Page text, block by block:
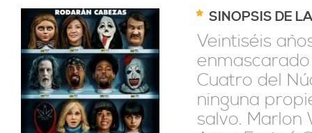
SINOPSIS DE
Veintiséis
Cuatro del
ninguna
salvo. Marlon